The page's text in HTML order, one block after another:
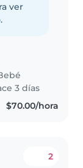
ver
3 días
$70.00/hora
2